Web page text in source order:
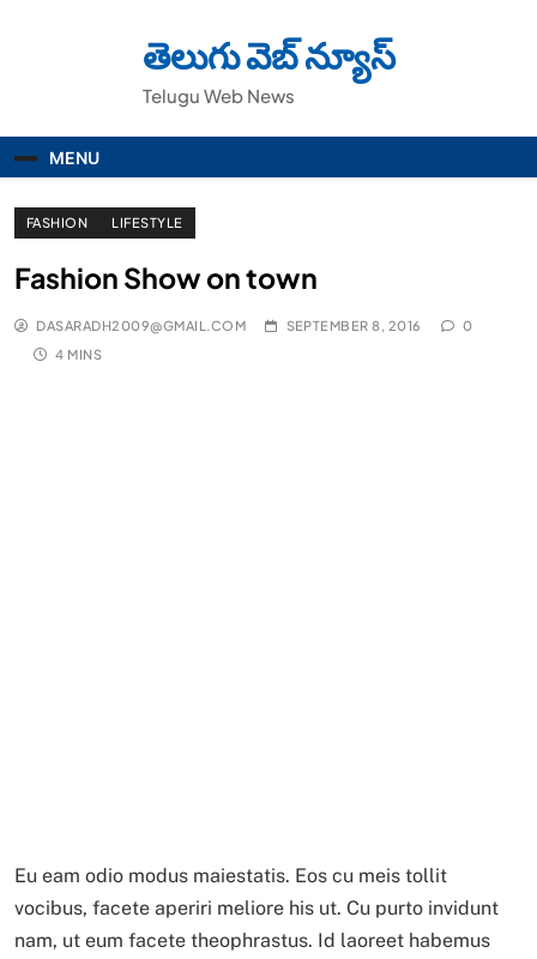
తెలుగు వెబ్ న్యూస్
Telugu Web News
MENU
FASHION LIFESTYLE
Fashion Show on town
DASARADH2009@GMAIL.COM SEPTEMBER 8, 2016
0
4 MINS
Eu eam odio modus maiestatis. Eos cu meis tollit
vocibus, facete aperiri meliore his ut. Cu purto invidunt
nam, ut eum facete theophrastus. Id laoreet habemus